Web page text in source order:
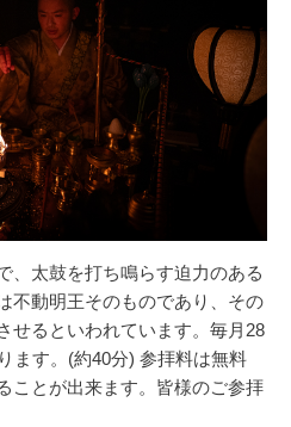
、太鼓を打ち鳴らす迫力のある
不動明王そのものであり、その
せるといわれています。毎月28
ます。(約40分) 参拝料は無料
ことが出来ます。皆様のご参拝